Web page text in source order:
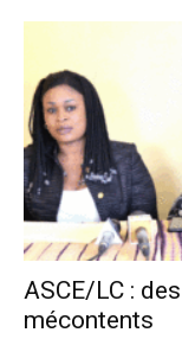
ASCE/LC :
mécontents